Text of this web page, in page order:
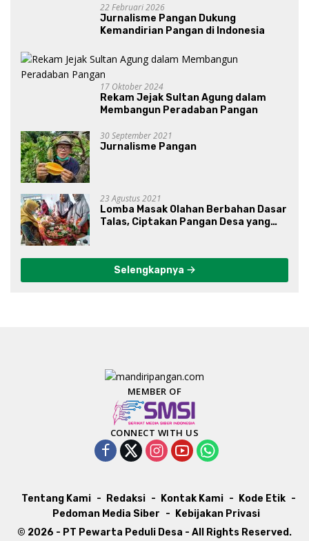
22 Februari 2026
Jurnalisme Pangan Dukung
Kemandirian Pangan di Indonesia
17 Oktober 2024
Rekam Jejak Sultan Agung dalam
Membangun Peradaban Pangan
30 September 2021
Jurnalisme Pangan
23 Agustus 2021
Lomba Masak Olahan Berbahan Dasar
Talas, Ciptakan Pangan Desa yang
Selengkapnya
MEMBER OF
CONNECT WITH US
Tentang Kami Redaksi Kontak Kami
Kode Etik
Pedoman Media Siber
Kebijakan Privasi
© 2026 - PT Pewarta Peduli Desa - All Rights Reserved.